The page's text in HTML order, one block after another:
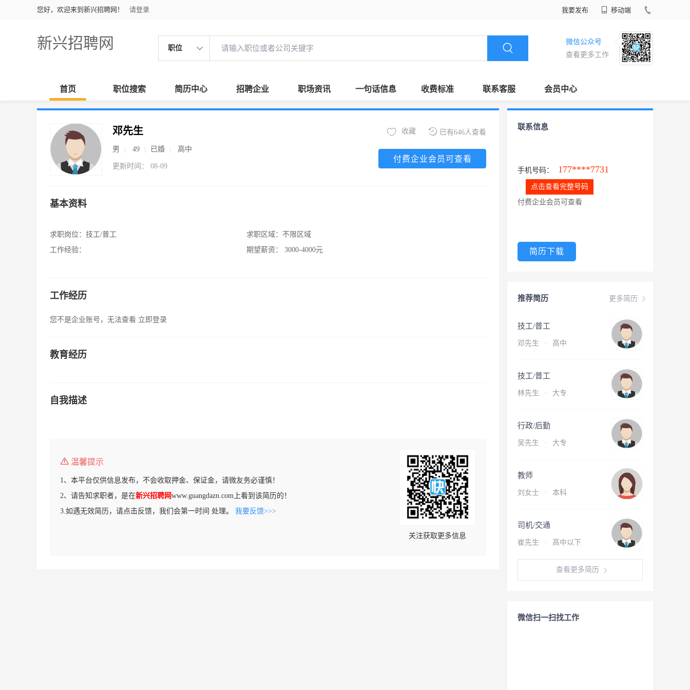
您好，欢迎来到新兴招聘网！ 请登录 我要发布 移动端
新兴招聘网 职位
微信公众号
查看更多工作
首页 职位搜索 简历中心 招聘企业 职场资讯 一句话信息 收费标准 联系客服 会员中心
邓先生
男 49 已婚 高中
更新时间： 08-09
已有646人查看
收藏
付费企业会员可查看
基本资料
求职岗位： 技工/普工
工作经验：
求职区域： 不限区域
期望薪资：
3000-4000元
工作经历
您不是企业账号，无法查看 立即登录
教育经历
自我描述
温馨提示
1、本平台仅供信息发布，不会收取押金、保证金，请微友务必谨慎！
2、请告知求职者，是在新兴招聘网www.guangdazn.com上看到该简历的！
3.如遇无效简历，请点击反馈，我们会第一时间 处理。 我要反馈>>>
关注获取更多信息
联系信息
手机号码： 177****7731
点击查看完整号码
付费企业会员可查看
简历下载
更多简历
推荐简历
技工/普工
邓先生 · 高中
技工/普工
林先生 · 大专
行政/后勤
吴先生 · 大专
教师
刘女士 · 本科
司机/交通
崔先生 · 高中以下
查看更多简历
微信扫一扫找工作